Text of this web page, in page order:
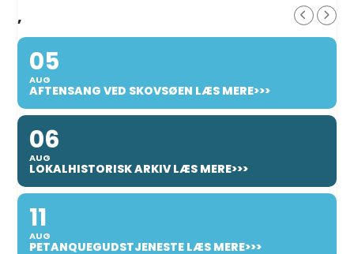
,
05
AUG
AFTENSANG VED SKOVSØEN LÆS MERE>>>
06
AUG
LOKALHISTORISK ARKIV LÆS MERE>>>
11
AUG
PETANQUEGUDSTJENESTE LÆS MERE>>>